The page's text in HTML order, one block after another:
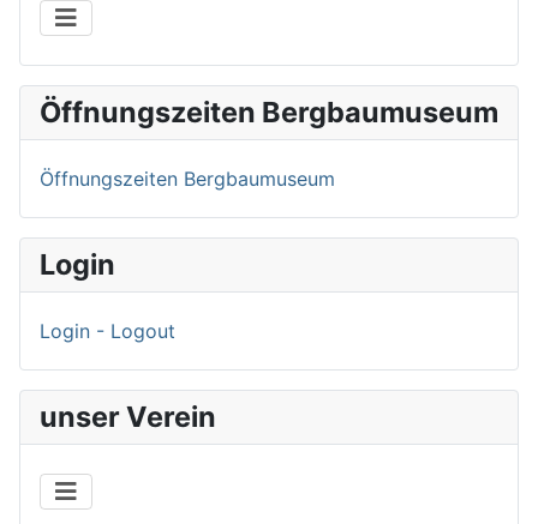
Öffnungszeiten Bergbaumuseum
Öffnungszeiten Bergbaumuseum
Login
Login - Logout
unser Verein